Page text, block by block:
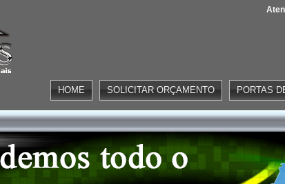
HOME SOLICITAR ORÇAMENTO PORTAS